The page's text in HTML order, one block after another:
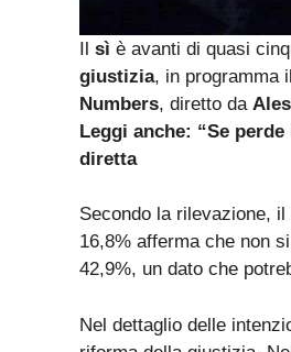
Il sì è avanti di quasi
giustizia, in programma
Numbers, diretto da
Leggi anche: “Se
diretta
Secondo la rilevazione,
16,8% afferma che non
42,9%, un dato che
Nel dettaglio delle